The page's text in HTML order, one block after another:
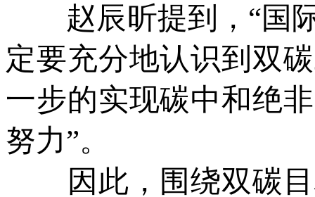
赵辰昕提到，“国际
定要充分地认识到双
一步的实现碳中和绝
努力”。
因此，围绕双碳目